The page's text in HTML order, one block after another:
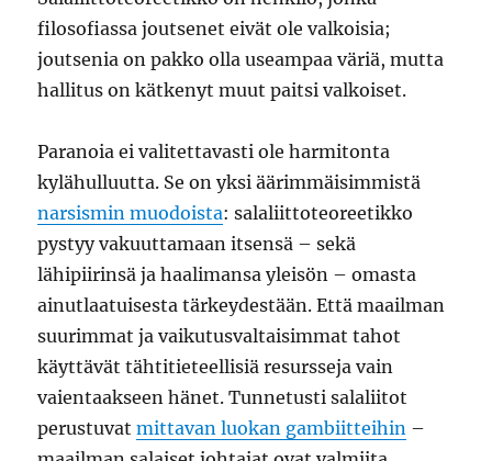
filosofiassa joutsenet eivät ole valkoisia;
joutsenia on pakko olla useampaa väriä, mutta
hallitus on kätkenyt muut paitsi valkoiset.
Paranoia ei valitettavasti ole harmitonta
kylähulluutta. Se on yksi äärimmäisimmistä
narsismin muodoista: salaliittoteoreetikko
pystyy vakuuttamaan itsensä – sekä
lähipiirinsä ja haalimansa yleisön – omasta
ainutlaatuisesta tärkeydestään. Että maailman
suurimmat ja vaikutusvaltaisimmat tahot
käyttävät tähtitieteellisiä resursseja vain
vaientaakseen hänet. Tunnetusti salaliitot
perustuvatmittavan luokan gambiitteihin –